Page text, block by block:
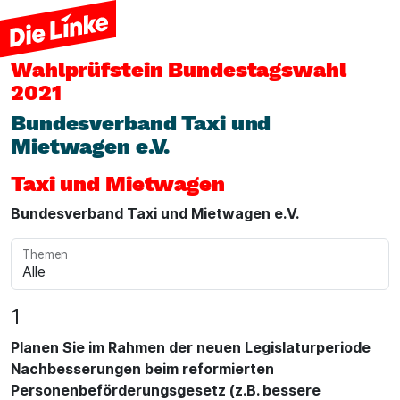
Wahlprüfstein Bundestagswahl
2021
Bundesverband Taxi und
Mietwagen e.V.
Taxi und Mietwagen
Bundesverband Taxi und Mietwagen e.V.
Themen
1
Planen Sie im Rahmen der neuen Legislaturperiode
Nachbesserungen beim reformierten
Personenbeförderungsgesetz (z.B. bessere